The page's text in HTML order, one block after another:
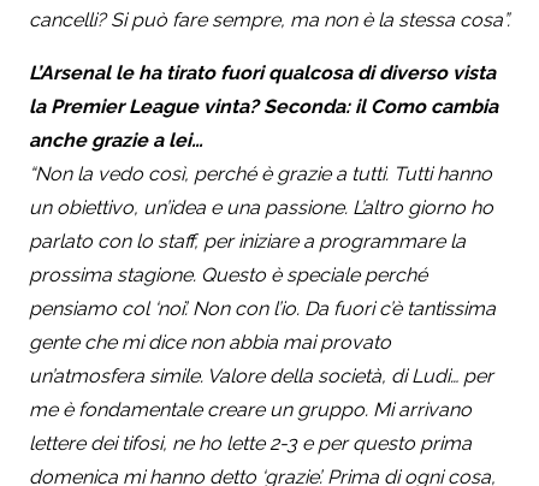
cancelli? Si può fare sempre, ma non è la stessa cosa”.
L’Arsenal le ha tirato fuori qualcosa di diverso vista
la Premier League vinta? Seconda: il Como cambia
anche grazie a lei…
“Non la vedo così, perché è grazie a tutti. Tutti hanno
un obiettivo, un’idea e una passione. L’altro giorno ho
parlato con lo staff, per iniziare a programmare la
prossima stagione. Questo è speciale perché
pensiamo col ‘noi’. Non con l’io. Da fuori c’è tantissima
gente che mi dice non abbia mai provato
un’atmosfera simile. Valore della società, di Ludi… per
me è fondamentale creare un gruppo. Mi arrivano
lettere dei tifosi, ne ho lette 2-3 e per questo prima
domenica mi hanno detto ‘grazie’. Prima di ogni cosa,